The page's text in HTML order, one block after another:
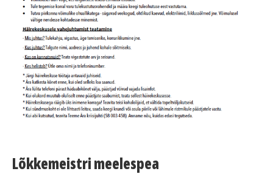
Lõkkemeistri meelespea